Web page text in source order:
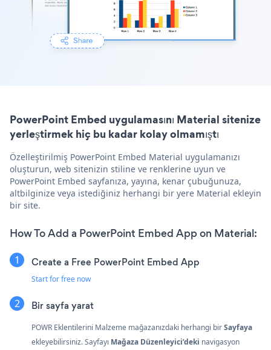
PowerPoint Embed uygulamasını Material sitenize
yerleştirmek hiç bu kadar kolay olmamıştı
Özelleştirilmiş PowerPoint Embed Material uygulamanızı
oluşturun, web sitenizin stiline ve renklerine uyun ve
PowerPoint Embed sayfanıza, yayına, kenar çubuğunuza,
altbilginize veya istediğiniz herhangi bir yere Material ekleyin
bir site.
How To Add a PowerPoint Embed App on Material:
Create a Free PowerPoint Embed App
Start for free now
Bir sayfa yarat
POWR Eklentilerini Malzeme mağazanızdaki herhangi birSayfaya
ekleyebilirsiniz. Sayfayı Mağaza Düzenleyici’deki navigasyon